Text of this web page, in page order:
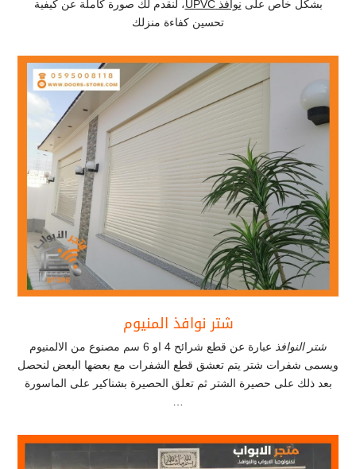
بشكل خاص على نوافذUPVC، لنقدم لك صورة كاملة عن كيفية
تحسين كفاءة منزلك
شتر نوافذ المنيوم
شتر النوافذ
عبارة عن قطع شرائح 4 او 6 سم مصنوع من الالمنيوم
ويسمى شفرات شتر يتم تعشق قطع الشفرات مع بعضها البعض لنحصل
بعد ذلك على حصيرة الشتر ثم تعلق الحصيرة بشناكير على الماسورة